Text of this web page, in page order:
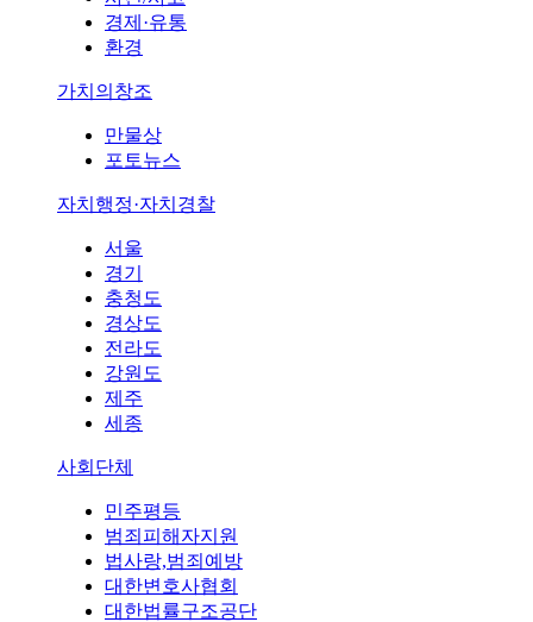
경제·유통
환경
가치의창조
만물상
포토뉴스
자치행정·자치경찰
서울
경기
충청도
경상도
전라도
강원도
제주
세종
사회단체
민주평등
범죄피해자지원
법사랑,범죄예방
대한변호사협회
대한법률구조공단